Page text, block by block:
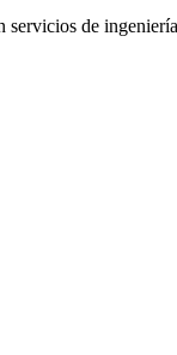
servicios de